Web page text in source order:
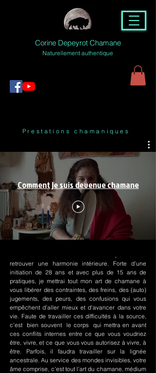
Corine Depeyrot Chamane
Naturellement authentique
Prestations chamaniques
Comment je suis devenue chamane
retrouver une harmonie intérieure. Forte d'une
initiation de 28 ans et avec plus de 15 ans de
pratiques, je mettrai tout mon art de chamane à
vous libérer des contraintes, des freins, des (auto)
jugements, des peurs, des confusions qui vous
empêchent d'aller mieux et d'avancer dans votre
vie. Faute de travailler ces difficultés à la source,
c'est bien souvent le corps qui mettra en avant
ces conflits internes entre ce que vous voudriez
être, vivre, et ce que vous vous autorisez à vivre, à
être. Parfois, il faudra travailler sur la lignée
ancestrale. Au service des mondes invisibles, votre
âme comprise, c'est tout l'art du chamane, médium